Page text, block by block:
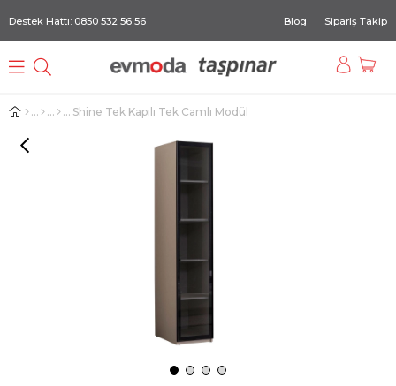
Destek Hattı: 0850 532 56 56 Blog Sipariş Takip
Shine Tek Kapılı Tek Camlı Modül